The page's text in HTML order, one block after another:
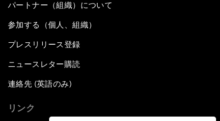
パートナー（組織）について
参加する（個人、組織）
プレスリリース登録
ニュースレター購読
連絡先 (英語のみ)
リンク